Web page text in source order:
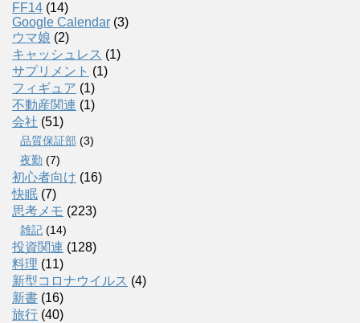
FF14 (14)
Google Calendar (3)
ウマ娘 (2)
キャッシュレス (1)
サプリメント (1)
フィギュア (1)
不動産関連 (1)
会社 (51)
品質保証部 (3)
夜勤 (7)
初心者向け (16)
快眠 (7)
思考メモ (223)
雑記 (14)
投資関連 (128)
料理 (11)
新型コロナウイルス (4)
新書 (16)
旅行 (40)